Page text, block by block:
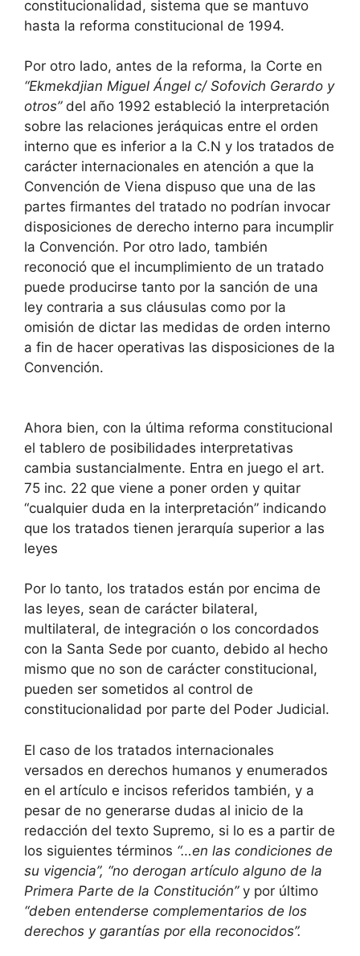
constitucionalidad, sistema que se mantuvo
hasta la reforma constitucional de 1994.
Por otro lado, antes de la reforma, la Corte en
“Ekmekdjian Miguel Ángel c/ Sofovich Gerardo y
otros”del año 1992 estableció la interpretación
sobre las relaciones jeráquicas entre el orden
interno que es inferior a la C.N y los tratados de
carácter internacionales en atención a que la
Convención de Viena dispuso que una de las
partes firmantes del tratado no podrían invocar
disposiciones de derecho interno para incumplir
la Convención. Por otro lado, también
reconoció que el incumplimiento de un tratado
puede producirse tanto por la sanción de una
ley contraria a sus cláusulas como por la
omisión de dictar las medidas de orden interno
a fin de hacer operativas las disposiciones de la
Convención.
Ahora bien, con la última reforma constitucional
el tablero de posibilidades interpretativas
cambia sustancialmente. Entra en juego el art.
75 inc. 22 que viene a poner orden y quitar
“cualquier duda en la interpretación” indicando
que los tratados tienen jerarquía superior a las
leyes
Por lo tanto, los tratados están por encima de
las leyes, sean de carácter bilateral,
multilateral, de integración o los concordados
con la Santa Sede por cuanto, debido al hecho
mismo que no son de carácter constitucional,
pueden ser sometidos al control de
constitucionalidad por parte del Poder Judicial.
El caso de los tratados internacionales
versados en derechos humanos y enumerados
en el artículo e incisos referidos también, y a
pesar de no generarse dudas al inicio de la
redacción del texto Supremo, si lo es a partir de
los siguientes términos “…en las condiciones de
su vigencia”, “no derogan artículo alguno de la
Primera Parte de la Constitución” y por último
“deben entenderse complementarios de los
derechos y garantías por ella reconocidos”.